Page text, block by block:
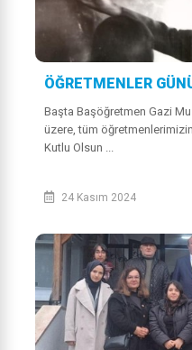
ÖĞRETMENLER
Başta Başöğretmen Gazi
üzere, tüm
Kutlu Olsun ...
24 Kasım 2024